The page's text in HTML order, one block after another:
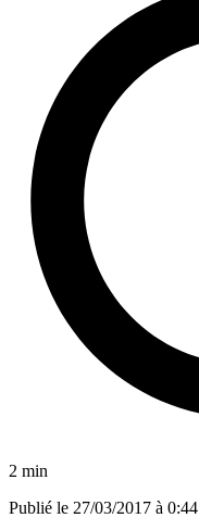
2 min
Publié le 27/03/2017 à 0:44